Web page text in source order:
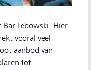
Bar Lebowski. Hier
vooral veel
aanbod van
tot